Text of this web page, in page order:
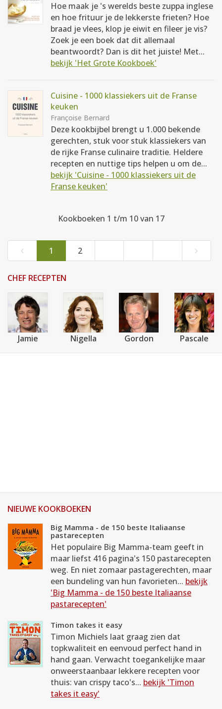
Hoe maak je 's werelds beste zuppa inglese
en hoe frituur je de lekkerste frieten? Hoe
braad je vlees, klop je eiwit en fileer je vis?
Zoek je een boek dat dit allemaal
beantwoordt? Dan is dit het juiste! Met...
bekijk 'Het Grote Kookboek'
Cuisine - 1000 klassiekers uit de Franse
keuken
Françoise Bernard
Deze kookbijbel brengt u 1.000 bekende
gerechten, stuk voor stuk klassiekers van
de rijke Franse culinaire traditie. Heldere
recepten en nuttige tips helpen u om de...
bekijk 'Cuisine - 1000 klassiekers uit de
Franse keuken'
Kookboeken 1 t/m 10 van 17
‹ 1 2 ›
CHEF RECEPTEN
Jamie Nigella Gordon Pascale
NIEUWE KOOKBOEKEN
Big Mamma - de 150 beste Italiaanse
pastarecepten
Het populaire Big Mamma-team geeft in
maar liefst 416 pagina's 150 pastarecepten
weg. En niet zomaar pastagerechten, maar
een bundeling van hun favorieten... bekijk
'Big Mamma - de 150 beste Italiaanse
pastarecepten'
Timon takes it easy
Timon Michiels laat graag zien dat
topkwaliteit en eenvoud perfect hand in
hand gaan. Verwacht toegankelijke maar
onweerstaanbaar lekkere recepten voor
thuis: van crispy taco's... bekijk 'Timon
takes it easy'